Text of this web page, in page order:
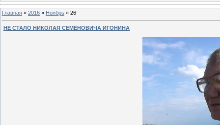
Главная » 2016 » Ноябрь » 26
НЕ СТАЛО НИКОЛАЯ СЕМЁНОВИЧА ИГОНИНА